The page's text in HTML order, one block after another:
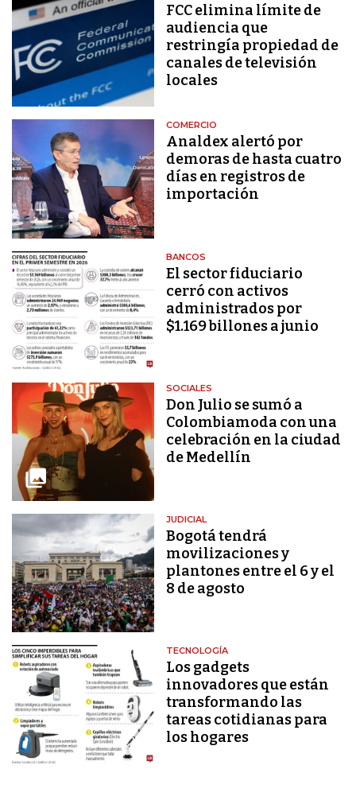
FCC elimina límite de
audiencia que
restringía propiedad de
canales de televisión
locales
COMERCIO
Analdex alertó por
demoras de hasta cuatro
días en registros de
importación
BANCOS
El sector fiduciario
cerró con activos
administrados por
$1.169 billones a junio
SOCIALES
Don Julio se sumó a
Colombiamoda con una
celebración en la ciudad
de Medellín
JUDICIAL
Bogotá tendrá
movilizaciones y
plantones entre el 6 y el
8 de agosto
TECNOLOGÍA
Los gadgets
innovadores que están
transformando las
tareas cotidianas para
los hogares